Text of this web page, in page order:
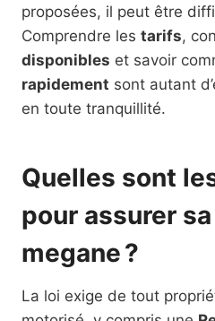
proposées, il peut être
Comprendre les tarifs,
disponibles et savoir
rapidement sont autant
en toute tranquillité.
Quelles sont
pour assurer
megane ?
La loi exige de tout